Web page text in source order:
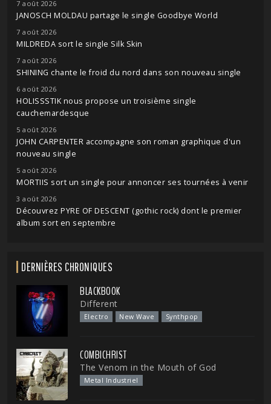
7 août 2026
JANOSCH MOLDAU partage le single Goodbye World
7 août 2026
MILDREDA sort le single Silk Skin
7 août 2026
SHINING chante le froid du nord dans son nouveau single
6 août 2026
HOLISSSTIK nous propose un troisième single
cauchemardesque
5 août 2026
JOHN CARPENTER accompagne son roman graphique d'un
nouveau single
5 août 2026
MORTIIS sort un single pour annoncer ses tournées à venir
3 août 2026
Découvrez PYRE OF DESCENT (gothic rock) dont le premier
album sort en septembre
DERNIÈRES CHRONIQUES
BLACKBOOK
Different
Electro New Wave Synthpop
COMBICHRIST
The Venom in the Mouth of God
Metal Industriel